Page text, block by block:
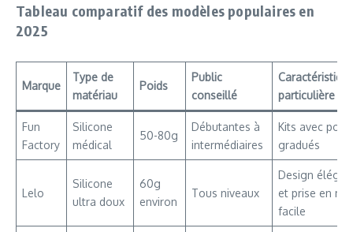
Tableau comparatif des modèles populaires en
2025
Marque
Type de
matériau
Poids
Public
conseillé
particulière
Fun
Factory
Silicone
médical
50-80g
Débutantes à
intermédiaires
Kits avec poids
gradués
Lelo
Silicone
ultra doux
60g
environ
Tous niveaux
Design
et prise en
facile